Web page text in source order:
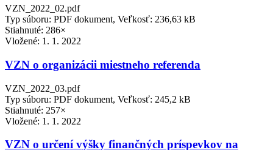
VZN_2022_02.pdf
Typ súboru: PDF dokument, Veľkosť: 236,63 kB
Stiahnuté: 286×
Vložené: 1. 1. 2022
VZN o organizácii miestneho referenda
VZN_2022_03.pdf
Typ súboru: PDF dokument, Veľkosť: 245,2 kB
Stiahnuté: 257×
Vložené: 1. 1. 2022
VZN o určení výšky finančných príspevkov na